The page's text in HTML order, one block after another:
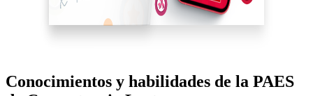
Conocimientos y habilidades de la PAES